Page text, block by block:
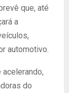
que, até
a
automotivo.
acelerando,
do